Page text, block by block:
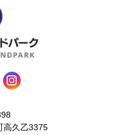
高久乙3375